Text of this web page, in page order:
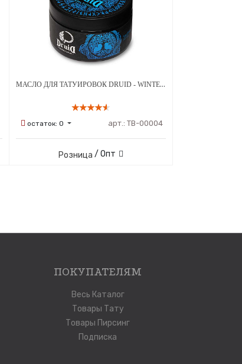
МАСЛО ДЛЯ ТАТУИРОВОК DRUID - WINTER SERIES КОКА-КОЛА 250 МЛ
остаток: 0 арт.: ТВ-00004
Розница / Опт
ПОКУПАТЕЛЯМ
Весь Каталог
Товары Тату
Товары Пирсинг
Подписка